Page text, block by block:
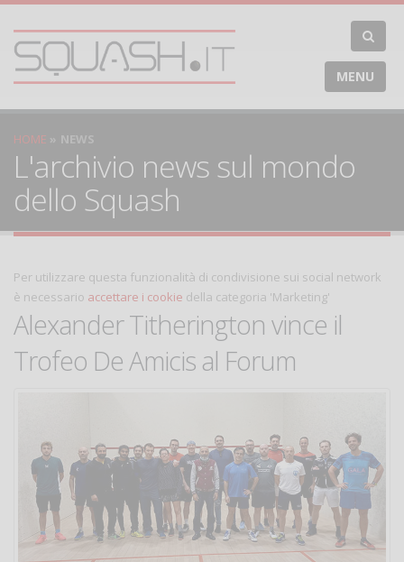
MENU
HOME NEWS
L'archivio news sul mondo
dello Squash
Per utilizzare questa funzionalità di condivisione sui social network
è necessario accettare i cookie della categoria 'Marketing'
Alexander Titherington vince il
Trofeo De Amicis al Forum